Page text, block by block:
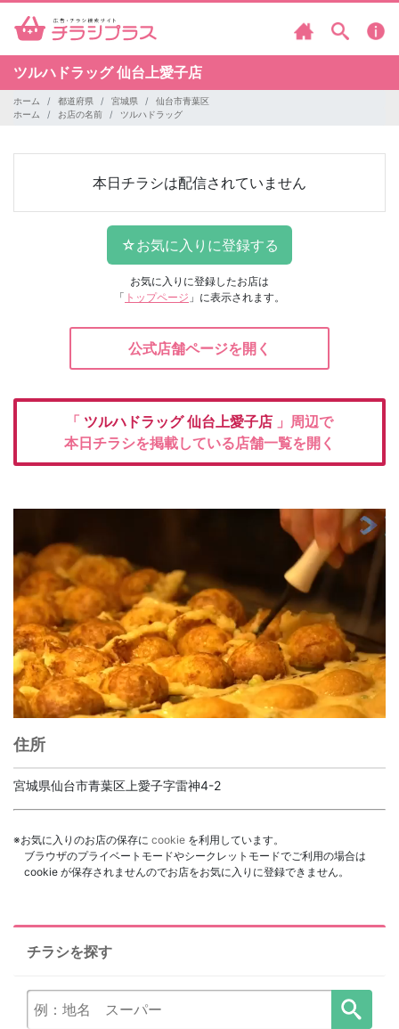
ツルハドラッグ仙台上愛子店
ホーム 都道府県 宮城県
仙台市青葉区
ホーム
お店の名前 ツルハドラッグ
本日チラシは配信されていません
お気に入りに登録したお店は
「 トップページ 」に表示されます。
公式店舗ページを開く
「 ツルハドラッグ仙台上愛子店 」周辺で
本日チラシを掲載している店舗一覧を開く
住所
宮城県仙台市青葉区上愛子字雷神4-2
※お気に入りのお店の保存に cookie を利用しています。
ブラウザのプライベートモードやシークレットモードでご利用の場合は
cookie が保存されませんのでお店をお気に入りに登録できません。
チラシを探す